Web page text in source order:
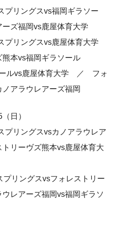
リングスvs福岡ギラソー
ズ福岡vs鹿屋体育大学
リングスvs鹿屋体育大学
本vs福岡ギラソール
ルvs鹿屋体育大学 ／ フォ
アラウレアーズ福岡
日）
リングスvsカノアラウレア
リーヴズ熊本vs鹿屋体育大
リングスvsフォレストリー
レアーズ福岡vs福岡ギラソ